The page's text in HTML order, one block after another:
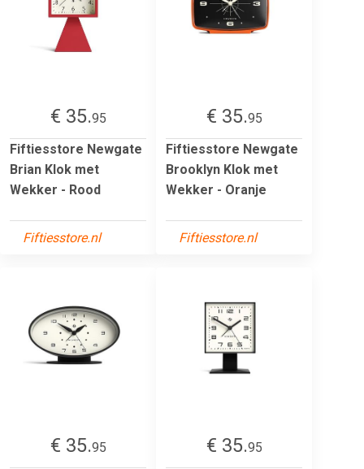
€ 35.95
Fiftiesstore Newgate
Brian Klok met
Wekker - Rood
Fiftiesstore.nl
€ 35.95
Fiftiesstore Newgate
Brooklyn Klok met
Wekker - Oranje
Fiftiesstore.nl
€ 35.95
€ 35.95